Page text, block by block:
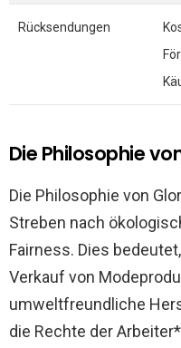
Rücksendungen
Die Philosophie
Die Philosophie von
Streben nach
Fairness. Dies
Verkauf von
umweltfreundliche
die Rechte der